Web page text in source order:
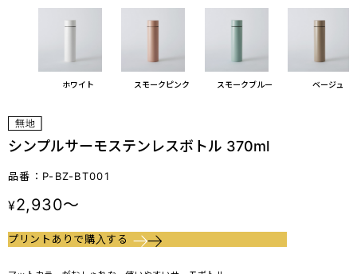
ホワイト スモークピンク スモークブルー ベージュ
シンプルサーモステンレスボトル 370ml
品番：P-BZ-BT001
¥2,930～
プリントありで購入する